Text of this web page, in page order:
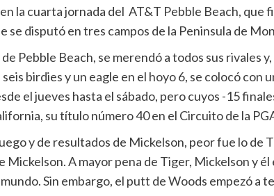
la cuarta jornada del AT&T Pebble Beach,
se disputó en tres campos de la Peninsula de
Pebble Beach, se merendó a todos sus rivales
birdies y un eagle en el hoyo 6, se colocó
el jueves hasta el sábado, pero cuyos -15
su título número 40 en el Circuito de la
y de resultados de Mickelson, peor fue lo
A mayor pena de Tiger, Mickelson y
Sin embargo, el putt de Woods empezó a